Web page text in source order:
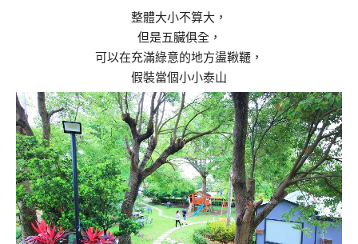
整體大小不算大，
但是五臟俱全，
可以在充滿綠意的地方盪鞦韆，
假裝當個小小泰山